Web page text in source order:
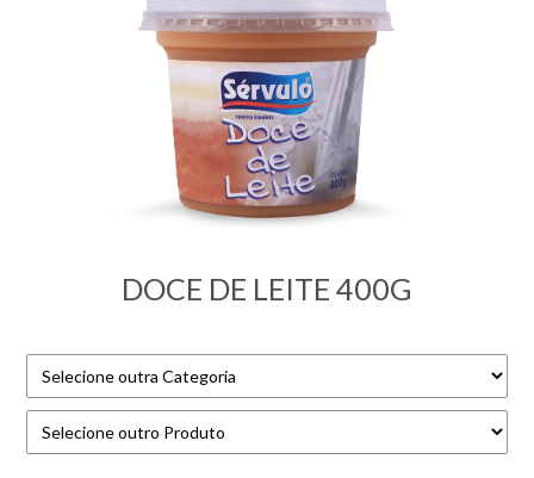
DOCE DE LEITE 400G